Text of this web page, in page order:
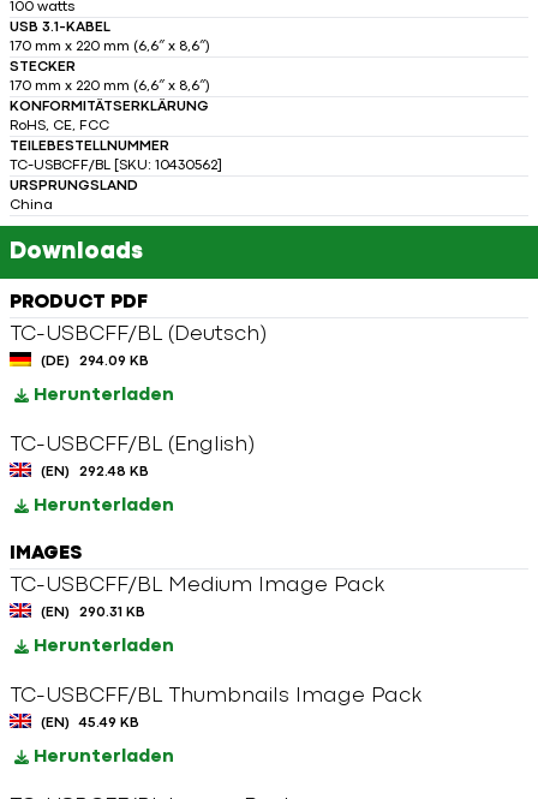
100 watts
USB 3.1-KABEL
170 mm x 220 mm (6,6″ x 8,6″)
STECKER
170 mm x 220 mm (6,6″ x 8,6″)
KONFORMITÄTSERKLÄRUNG
RoHS, CE, FCC
TEILEBESTELLNUMMER
TC-USBCFF/BL [SKU: 10430562]
URSPRUNGSLAND
China
Downloads
PRODUCT PDF
TC-USBCFF/BL (Deutsch)
(DE) 294.09 KB
Herunterladen
TC-USBCFF/BL (English)
(EN) 292.48 KB
Herunterladen
IMAGES
TC-USBCFF/BL Medium Image Pack
(EN) 290.31 KB
Herunterladen
TC-USBCFF/BL Thumbnails Image Pack
(EN) 45.49 KB
Herunterladen